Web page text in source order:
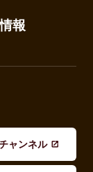
報
ャンネル